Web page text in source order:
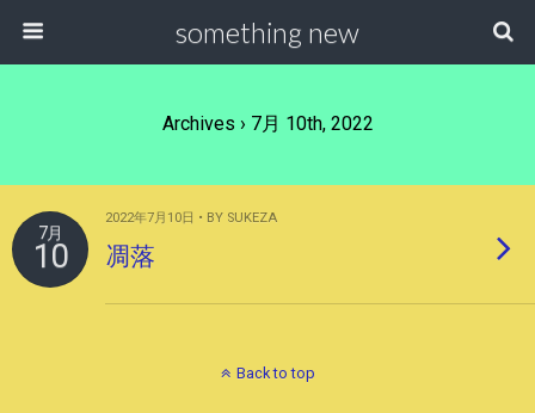
something new
Archives › 7月 10th, 2022
7月
10
2022年7月10日 • BY SUKEZA
凋落
Back to top